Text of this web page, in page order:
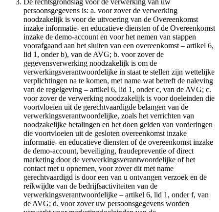
De rechtsgrondslag voor de verwerking van uw
persoonsgegevens is: a. voor zover de verwerking
noodzakelijk is voor de uitvoering van de Overeenkomst
inzake informatie- en educatieve diensten of de Overeenkomst
inzake de demo-account en voor het nemen van stappen
voorafgaand aan het sluiten van een overeenkomst – artikel 6,
lid 1, onder b), van de AVG; b. voor zover de
gegevensverwerking noodzakelijk is om de
verwerkingsverantwoordelijke in staat te stellen zijn wettelijke
verplichtingen na te komen, met name wat betreft de naleving
van de regelgeving – artikel 6, lid 1, onder c, van de AVG; c.
voor zover de verwerking noodzakelijk is voor doeleinden die
voortvloeien uit de gerechtvaardigde belangen van de
verwerkingsverantwoordelijke, zoals het verrichten van
noodzakelijke betalingen en het doen gelden van vorderingen
die voortvloeien uit de gesloten overeenkomst inzake
informatie- en educatieve diensten of de overeenkomst inzake
de demo-account, beveiliging, fraudepreventie of direct
marketing door de verwerkingsverantwoordelijke of het
contact met u opnemen, voor zover dit met name
gerechtvaardigd is door een van u ontvangen verzoek en de
reikwijdte van de bedrijfsactiviteiten van de
verwerkingsverantwoordelijke – artikel 6, lid 1, onder f, van
de AVG; d. voor zover uw persoonsgegevens worden